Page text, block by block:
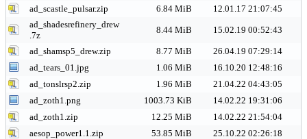
ad_scastle_pulsar.zip 6.84 MiB
12.01.17 21:07:45
ad_shadesrefinery_drew
.7z
8.44 MiB 15.02.19 00:52:43
ad_shamsp5_drew.zip 8.77 MiB
26.04.19 07:29:14
ad_tears_01.jpg
1.06 MiB
16.10.20 12:48:16
ad_tonslrsp2.zip
1.96 MiB
21.04.22 04:43:05
ad_zoth1.png
1003.73 KiB
14.02.22 19:31:06
ad_zoth1.zip
12.25 MiB
14.02.22 21:54:04
aesop_power1.1.zip
53.85 MiB
25.10.22 02:26:18